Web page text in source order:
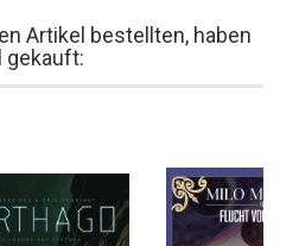
Artikel bestellten, haben
gekauft: